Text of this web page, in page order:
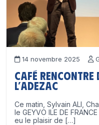
14 novembre 2025
Café Rencontre
l’ADEZAC
Ce matin, Sylvain ALI,
le GEYVO ILE DE
eu le plaisir de […]